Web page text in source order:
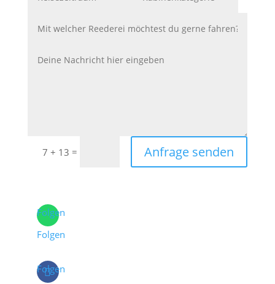
7 + 13 = Anfrage senden
Folgen
Folgen
Folgen